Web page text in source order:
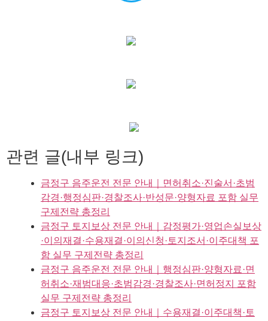
관련 글(내부 링크)
금정구 음주운전 전문 안내｜면허취소·진술서·초범
감경·행정심판·경찰조사·반성문·양형자료 포함 실무
구제전략 총정리
금정구 토지보상 전문 안내｜감정평가·영업손실보상
·이의재결·수용재결·이의신청·토지조서·이주대책 포
함 실무 구제전략 총정리
금정구 음주운전 전문 안내｜행정심판·양형자료·면
허취소·재범대응·초범감경·경찰조사·면허정지 포함
실무 구제전략 총정리
금정구 토지보상 전문 안내｜수용재결·이주대책·토